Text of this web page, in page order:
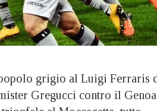
grigio al Luigi Ferraris
Gregucci contro il